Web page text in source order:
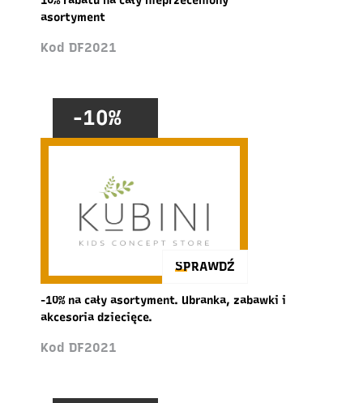
asortyment
Kod DF2021
-10%
SPRAWDŹ
-10% na cały asortyment. Ubranka, zabawki i
akcesoria dziecięce.
Kod DF2021